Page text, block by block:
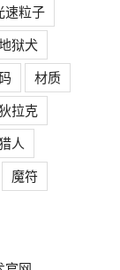
速粒子
狱犬
材质
拉克
人
魔符